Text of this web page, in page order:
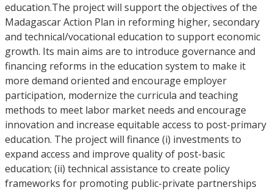
education.The project will support the objectives of the
Madagascar Action Plan in reforming higher, secondary
and technical/vocational education to support economic
growth. Its main aims are to introduce governance and
financing reforms in the education system to make it
more demand oriented and encourage employer
participation, modernize the curricula and teaching
methods to meet labor market needs and encourage
innovation and increase equitable access to post-primary
education. The project will finance (i) investments to
expand access and improve quality of post-basic
education; (ii) technical assistance to create policy
frameworks for promoting public-private partnerships